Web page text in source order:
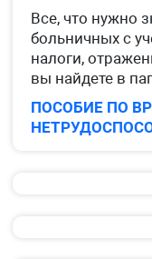
Все, что нужно
больничных с
налоги,
вы найдете в
ПОСОБИЕ ПО